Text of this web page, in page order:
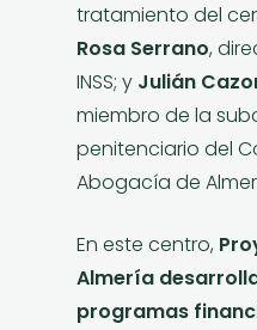
tratamiento del
Rosa Serrano,
INSS; y Julián
miembro de la
penitenciario del
Abogacía de
En este centro,
Almería
programas